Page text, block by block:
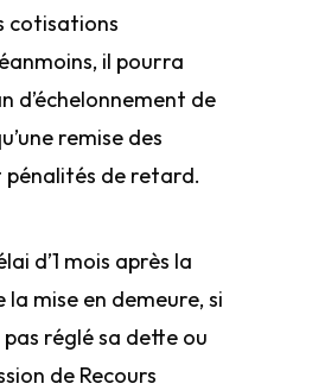
cotisations
il pourra
d’échelonnement de
remise des
de retard.
d’1 mois après la
mise en demeure, si
pas réglé sa dette ou
de Recours